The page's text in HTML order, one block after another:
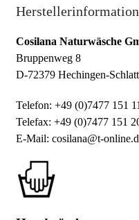
Cosilana Naturwäsche
Bruppenweg 8
D-72379 Hechingen-Schlatt
Telefon: +49 (0)7477 151
Telefax: +49 (0)7477 151
E-Mail: cosilana@t-